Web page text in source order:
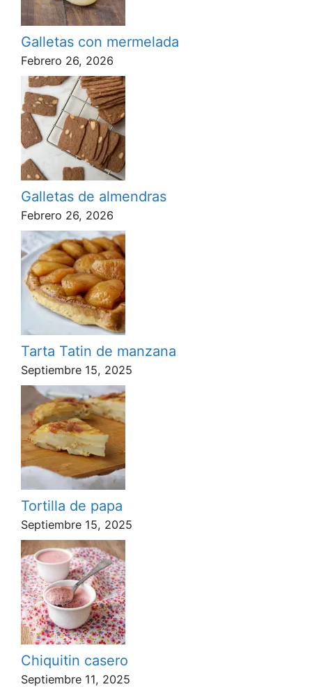
Galletas con mermelada
Febrero 26, 2026
Galletas de almendras
Febrero 26, 2026
Tarta Tatin de manzana
Septiembre 15, 2025
Tortilla de papa
Septiembre 15, 2025
Chiquitin casero
Septiembre 11, 2025